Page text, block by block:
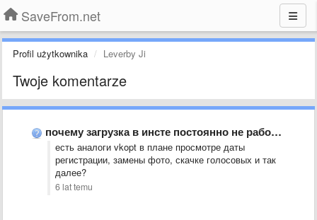
SaveFrom.net
Profil użytkownika Leverby Ji
Twoje komentarze
почему загрузка в инсте постоянно не работает?
есть аналоги vkopt в плане просмотре даты
регистрации, замены фото, скачке голосовых и так
далее?
6 lat temu